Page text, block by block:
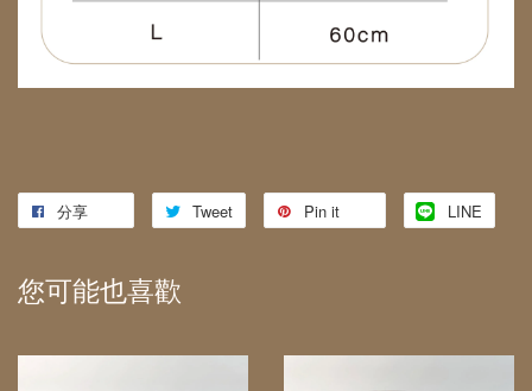
分享 Tweet Pin it LINE
您可能也喜歡